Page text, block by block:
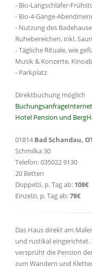
- Bio-Langschläfer-
- Bio-4-Gänge-
- Nutzung des
Ruhebereichen, inkl.
- Tägliche Rituale, wie
Musik & Konzerte,
- Parkplatz
Direktbuchung möglich
Buchungsanfrage
Hotel Pension und
01814 Bad Schandau,
Schmilka 30
Telefon: 035022 9130
20 Betten
Doppelzi. p. Tag ab: 108€
Einzelzi. p. Tag ab:78€
Das Haus direkt am
und rustikal
versprüht die Pension
zum Wandern und